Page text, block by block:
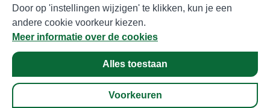
Door op 'instellingen wijzigen' te klikken, kun je een
andere cookie voorkeur kiezen.
Meer informatie over de cookies
Alles toestaan
Voorkeuren
Inschrijven
© Copyright 2026 FSIN